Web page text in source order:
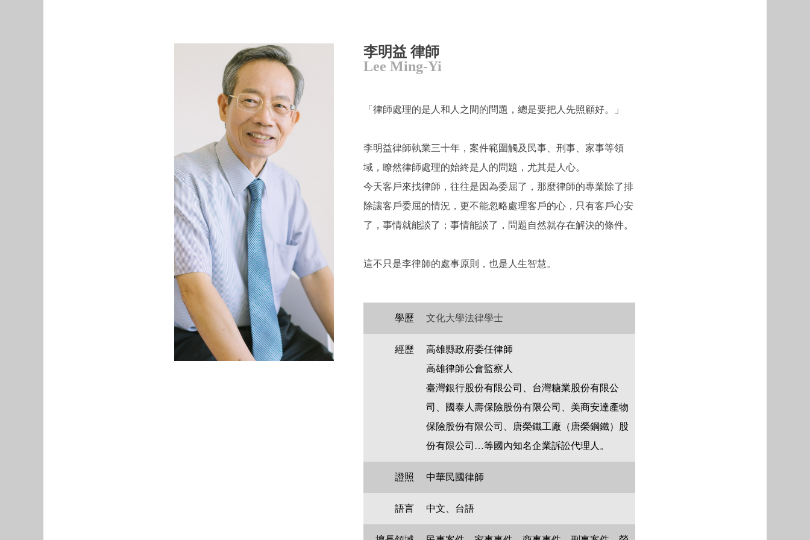
李明益 律師
Lee Ming-Yi
「律師處理的是人和人之間的問題，總是要把人先照顧好。」
李明益律師執業三十年，案件範圍觸及民事、刑事、家事等領
域，瞭然律師處理的始終是人的問題，尤其是人心。
今天客戶來找律師，往往是因為委屈了，那麼律師的專業除了排
除讓客戶委屈的情況，更不能忽略處理客戶的心，只有客戶心安
了，事情就能談了；事情能談了，問題自然就存在解決的條件。
這不只是李律師的處事原則，也是人生智慧。
學歷 文化大學法律學士
經歷
高雄縣政府委任律師
高雄律師公會監察人
臺灣銀行股份有限公司、台灣糖業股份有限公
司、國泰人壽保險股份有限公司、美商安達產物
保險股份有限公司、唐榮鐵工廠（唐榮鋼鐵）股
份有限公司…等國內知名企業訴訟代理人。
證照 中華民國律師
語言 中文、台語